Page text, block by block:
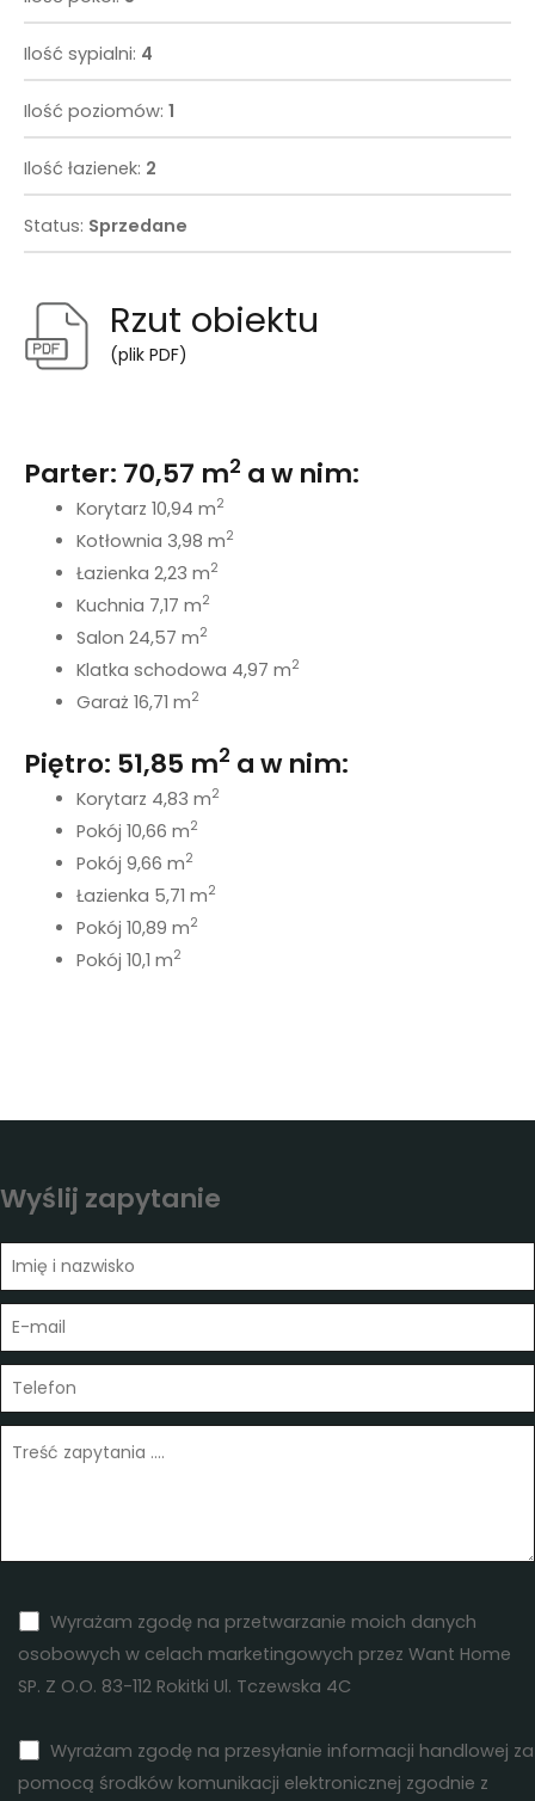
Ilość sypialni: 4
Ilość poziomów: 1
Ilość łazienek: 2
Status: Sprzedane
Rzut obiektu
(plik PDF)
Parter: 70,57 m2 a w nim:
Korytarz 10,94 m2
Kotłownia 3,98 m2
Łazienka 2,23 m2
Kuchnia 7,17 m2
Salon 24,57 m2
Klatka schodowa 4,97 m2
Garaż 16,71 m2
Piętro: 51,85 m2 a w nim:
Korytarz 4,83 m2
Pokój 10,66 m2
Pokój 9,66 m2
Łazienka 5,71 m2
Pokój 10,89 m2
Pokój 10,1 m2
Wyślij zapytanie
Wyrażam zgodę na przetwarzanie moich danych
osobowych w celach marketingowych przez Want Home
SP. Z O.O. 83-112 Rokitki Ul. Tczewska 4C
Wyrażam zgodę na przesyłanie informacji handlowej za
pomocą środków komunikacji elektronicznej zgodnie z